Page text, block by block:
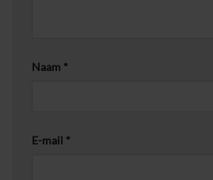
Naam *
E-mail *